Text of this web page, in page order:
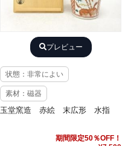
プレビュー
状態：非常によい
素材：磁器
玉堂窯造 赤絵 末広形 水指
期間限定50％OFF！